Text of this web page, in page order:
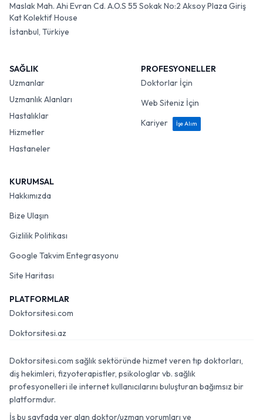
Maslak Mah. Ahi Evran Cd. A.O.S 55 Sokak No:2 Aksoy Plaza Giriş
Kat Kolektif House
İstanbul, Türkiye
SAĞLIK
Uzmanlar
Uzmanlık Alanları
Hastalıklar
Hizmetler
Hastaneler
PROFESYONELLER
Doktorlar İçin
Web Siteniz İçin
Kariyer
İşe Alım
KURUMSAL
Hakkımızda
Bize Ulaşın
Gizlilik Politikası
Google Takvim Entegrasyonu
Site Haritası
PLATFORMLAR
Doktorsitesi.com
Doktorsitesi.az
Doktorsitesi.com sağlık sektöründe hizmet veren tıp doktorları,
diş hekimleri, fizyoterapistler, psikologlar vb. sağlık
profesyonelleri ile internet kullanıcılarını buluşturan bağımsız bir
platformdur.
İş bu sayfada yer alan doktor/uzman yorumları ve